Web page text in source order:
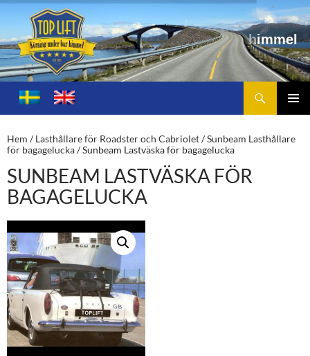
Toplift.se – för körning under bar himmel
HOPPA
TILL
Hem /Lasthållare för Roadster och Cabriolet/Sunbeam Lasthållare
för bagagelucka/ Sunbeam Lastväska för bagagelucka
SUNBEAM LASTVÄSKA FÖR
BAGAGELUCKA